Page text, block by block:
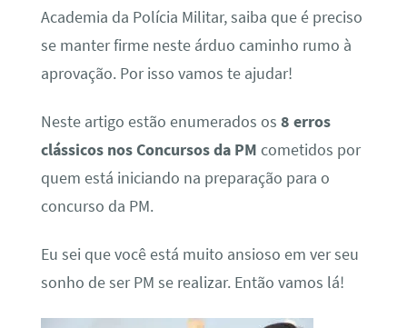
Academia da Polícia Militar, saiba que é preciso
se manter firme neste árduo caminho rumo à
aprovação. Por isso vamos te ajudar!
Neste artigo estão enumerados os 8 erros
clássicos nos Concursos da PM cometidos por
quem está iniciando na preparação para o
concurso da PM.
Eu sei que você está muito ansioso em ver seu
sonho de ser PM se realizar. Então vamos lá!